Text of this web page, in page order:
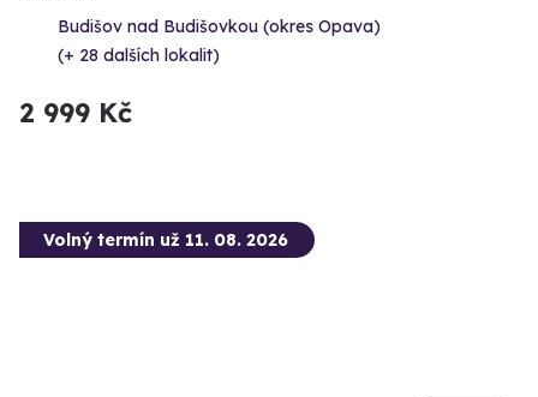
Budišov nad Budišovkou (okres Opava)
(+ 28 dalších lokalit)
2 999 Kč
Volný termín už 11. 08. 2026